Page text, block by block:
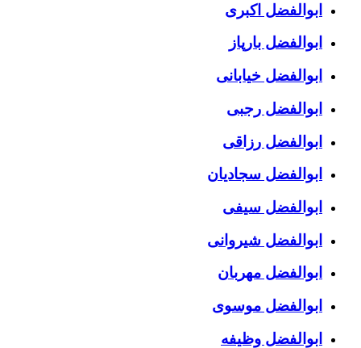
ابوالفضل اکبری
ابوالفضل بارپاز
ابوالفضل خیابانی
ابوالفضل رجبی
ابوالفضل رزاقی
ابوالفضل سجادیان
ابوالفضل سیفی
ابوالفضل شیروانی
ابوالفضل مهربان
ابوالفضل موسوی
ابوالفضل وظیفه